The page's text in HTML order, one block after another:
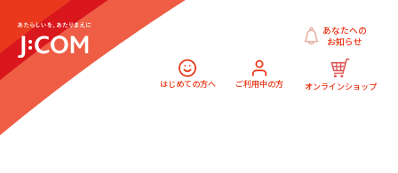
はじめての方へ ご利用中の方 オンラインショップ
あなたへの
お知らせ